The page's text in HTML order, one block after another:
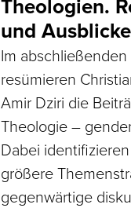
Theologien.
und Ausblicke
Im
resümieren
Amir Dziri die
Theologie –
Dabei
größere
gegenwärtige